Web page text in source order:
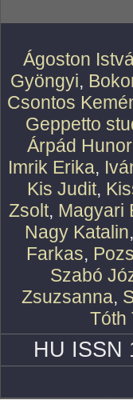
Ágoston
Gyöngyi,
Csontos
Geppetto
Árpád Hunor
Imrik Erika,
Kis Judit,
Zsolt, Magyari
Nagy Katalin,
Farkas,
Szabó
Zsuzsanna,
Tóth
HU ISSN